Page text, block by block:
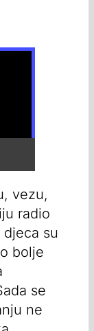
vezu,
radio
su
bolje
se
ne